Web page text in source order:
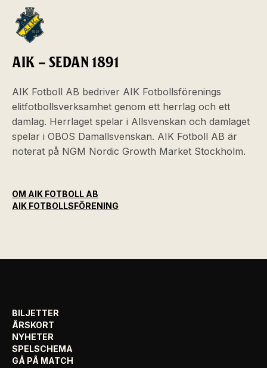
AIK – SEDAN 1891
AIK Fotboll AB bedriver AIK Fotbollsförenings
elitfotbollsverksamhet genom ett herrlag och ett
damlag. Herrlaget spelar i Allsvenskan och damlaget
spelar i OBOS Damallsvenskan. AIK Fotboll AB är
noterat på NGM Nordic Growth Market Stockholm.
OM AIK FOTBOLL AB
AIK FOTBOLLSFÖRENING
BILJETTER
ÅRSKORT
NYHETER
SPELSCHEMA
GÅ PÅ MATCH